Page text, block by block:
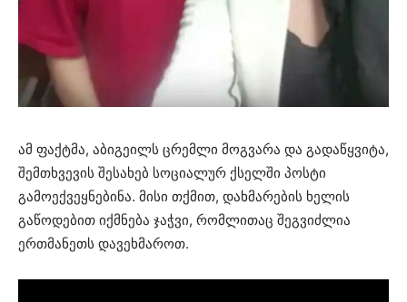
ამ ფაქტმა, აბიგეილს ცრემლი მოგვარა და გადაწყვიტა,
შემთხვევის შესახებ სოციალურ ქსელში პოსტი
გამოექვეყნებინა. მისი თქმით, დახმარების ხელის
გაწოდებით იქმნება ჯაჭვი, რომლითაც შეგვიძლია
ერთმანეთს დავეხმაროთ.